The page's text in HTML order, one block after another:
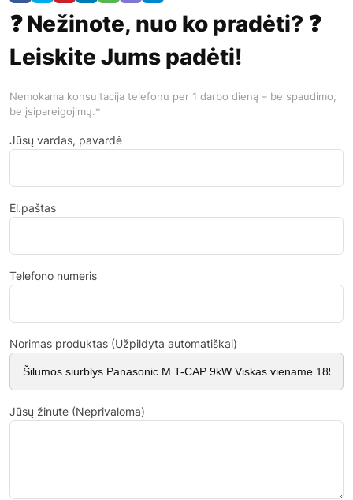
❓ Nežinote, nuo ko pradėti? ❓
Leiskite Jums padėti!
Nemokama konsultacija telefonu per 1 darbo dieną – be spaudimo,
be įsipareigojimų.*
Jūsų vardas, pavardė
El.paštas
Telefono numeris
Norimas produktas (Užpildyta automatiškai)
Jūsų žinute (Neprivaloma)